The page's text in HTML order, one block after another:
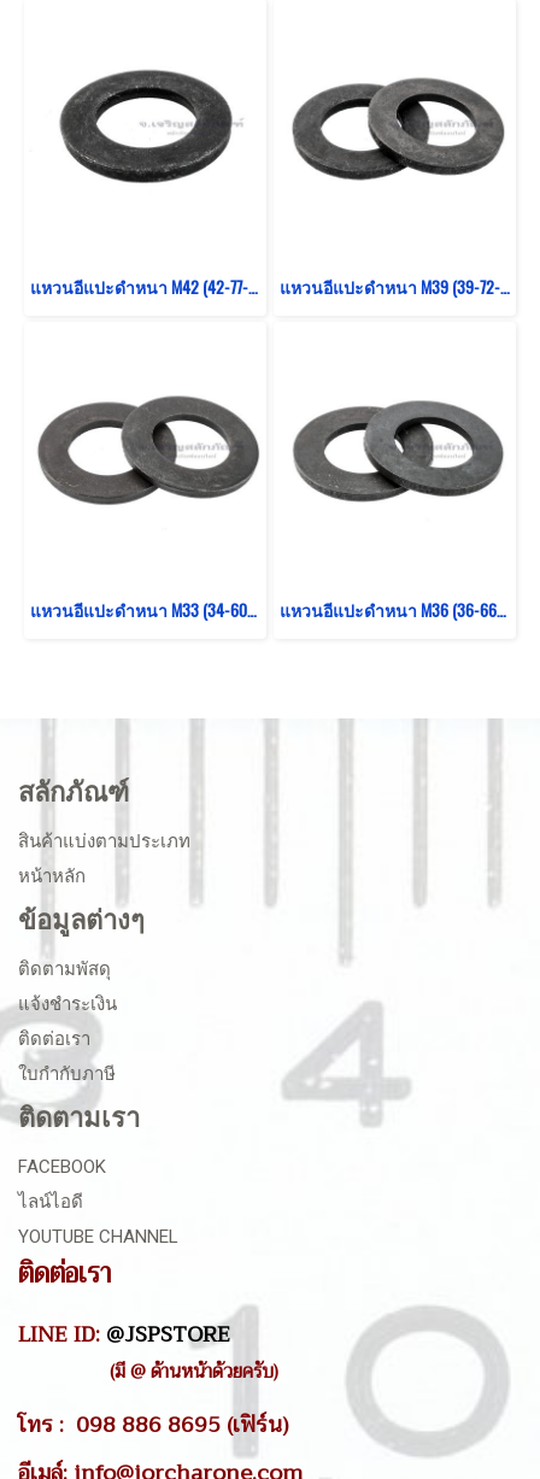
แหวนอีแปะดำหนา M42 (42-77-7.0) เกรด 12.9 แหวนอีแปะดำหนา M39 (39-72-6.0) เกรด 12.9
แหวนอีแปะดำหนา M33 (34-60-5.0) เกรด 12.9 แหวนอีแปะดำหนา M36 (36-66-5.0) เกรด 12.9
สลักภัณฑ์
สินค้าแบ่งตามประเภท
หน้าหลัก
ข้อมูลต่างๆ
ติดตามพัสดุ
แจ้งชำระเงิน
ติดต่อเรา
ใบกำกับภาษี
ติดตามเรา
FACEBOOK
ไลน์ไอดี
YOUTUBE CHANNEL
ติดต่อเรา
LINE ID:@JSPSTORE
(มี @ ด้านหน้าด้วยครับ)
โทร : 098 886 8695 (เฟิร์น)